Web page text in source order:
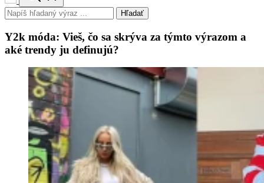
Hľadať
Y2k móda: Vieš, čo sa skrýva za týmto výrazom a
aké trendy ju definujú?